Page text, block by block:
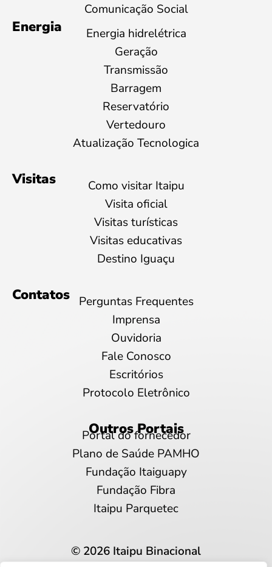
Comunicação Social
Energia
Energia hidrelétrica
Geração
Transmissão
Barragem
Reservatório
Vertedouro
Atualização Tecnologica
Visitas
Como visitar Itaipu
Visita oficial
Visitas turísticas
Visitas educativas
Destino Iguaçu
Contatos
Perguntas Frequentes
Imprensa
Ouvidoria
Fale Conosco
Escritórios
Protocolo Eletrônico
Outros Portais
Portal do fornecedor
Plano de Saúde PAMHO
Fundação Itaiguapy
Fundação Fibra
Itaipu Parquetec
© 2026 Itaipu Binacional